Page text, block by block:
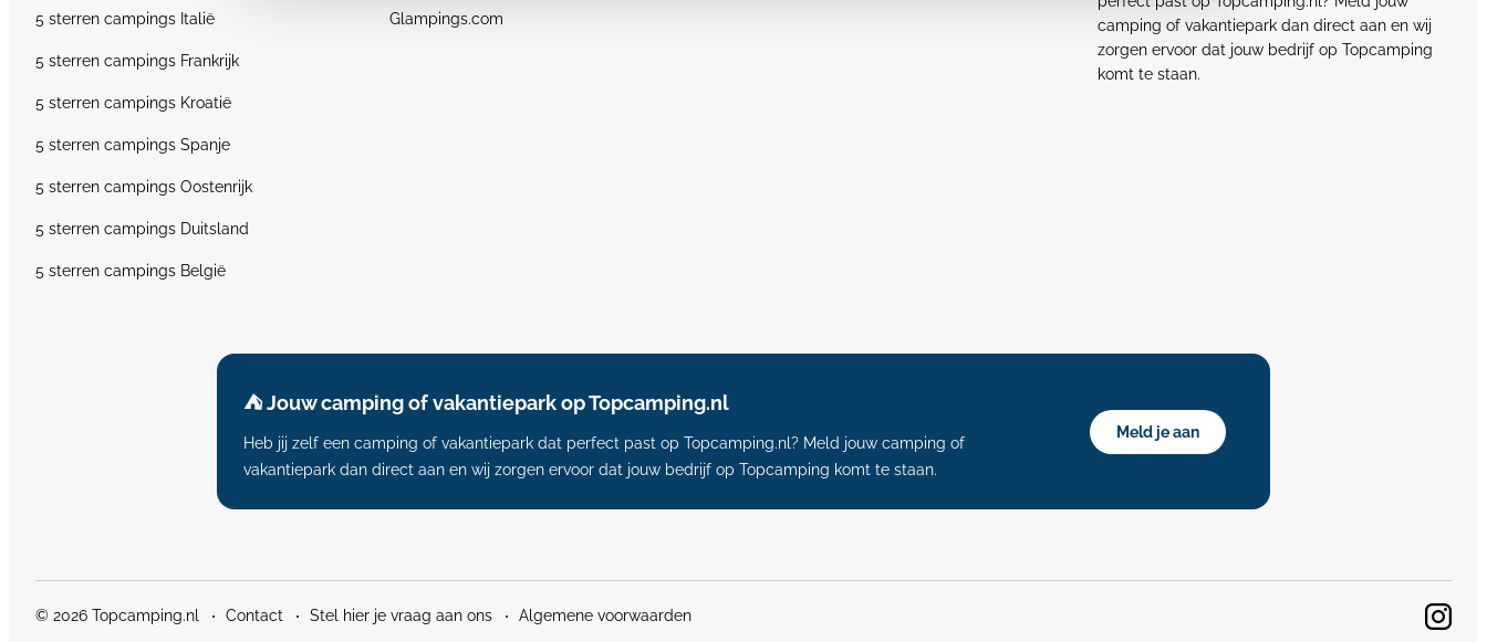
5 sterren campings Italië
5 sterren campings Frankrijk
5 sterren campings Kroatië
5 sterren campings Spanje
5 sterren campings Oostenrijk
5 sterren campings Duitsland
5 sterren campings België
Glampings.com
camping of vakantiepark dan direct aan en wij
zorgen ervoor dat jouw bedrijf op Topcamping
komt te staan.
⛺️ Jouw camping of vakantiepark op Topcamping.nl
Heb jij zelf een camping of vakantiepark dat perfect past op Topcamping.nl? Meld jouw camping of
vakantiepark dan direct aan en wij zorgen ervoor dat jouw bedrijf op Topcamping komt te staan.
Meld je aan
© 2026 Topcamping.nl Contact Stel hier je vraag aan ons Algemene voorwaarden